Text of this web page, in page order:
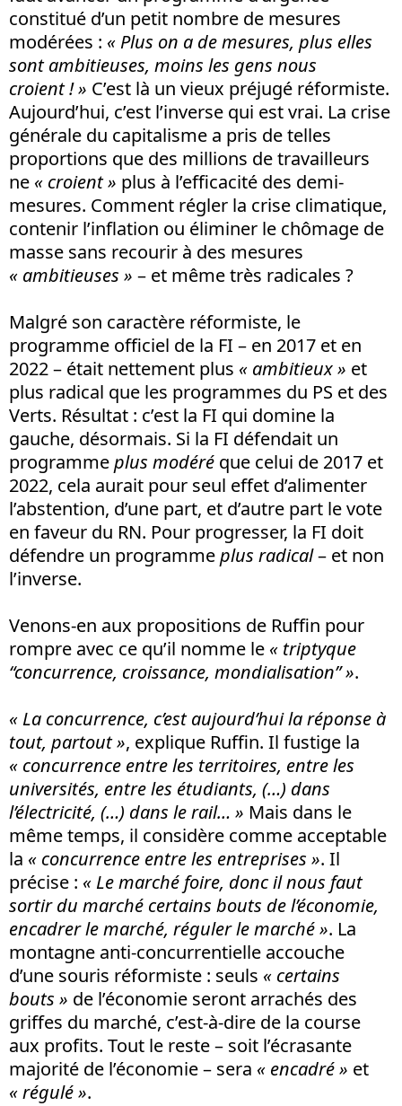
constitué d’un petit nombre de mesures
modérées : « Plus on a de mesures, plus elles
sont ambitieuses, moins les gens nous
croient ! » C’est là un vieux préjugé réformiste.
Aujourd’hui, c’est l’inverse qui est vrai. La crise
générale du capitalisme a pris de telles
proportions que des millions de travailleurs
ne « croient » plus à l’efficacité des demi-
mesures. Comment régler la crise climatique,
contenir l’inflation ou éliminer le chômage de
masse sans recourir à des mesures
« ambitieuses » – et même très radicales ?
Malgré son caractère réformiste, le
programme officiel de la FI – en 2017 et en
2022 – était nettement plus « ambitieux » et
plus radical que les programmes du PS et des
Verts. Résultat : c’est la FI qui domine la
gauche, désormais. Si la FI défendait un
programmeplus modéré que celui de 2017 et
2022, cela aurait pour seul effet d’alimenter
l’abstention, d’une part, et d’autre part le vote
en faveur du RN. Pour progresser, la FI doit
défendre un programmeplus radical– et non
l’inverse.
Venons-en aux propositions de Ruffin pour
rompre avec ce qu’il nomme le « triptyque
“concurrence, croissance, mondialisation” ».
« La concurrence, c’est aujourd’hui la réponse à
tout, partout », explique Ruffin. Il fustige la
« concurrence entre les territoires, entre les
universités, entre les étudiants, (…) dans
l’électricité, (…) dans le rail… » Mais dans le
même temps, il considère comme acceptable
la « concurrence entre les entreprises ». Il
précise : « Le marché foire, donc il nous faut
sortir du marché certains bouts de l’économie,
encadrer le marché, réguler le marché ». La
montagne anti-concurrentielle accouche
d’une souris réformiste : seuls « certains
bouts » de l’économie seront arrachés des
griffes du marché, c’est-à-dire de la course
aux profits. Tout le reste – soit l’écrasante
majorité de l’économie – sera « encadré » et
« régulé ».